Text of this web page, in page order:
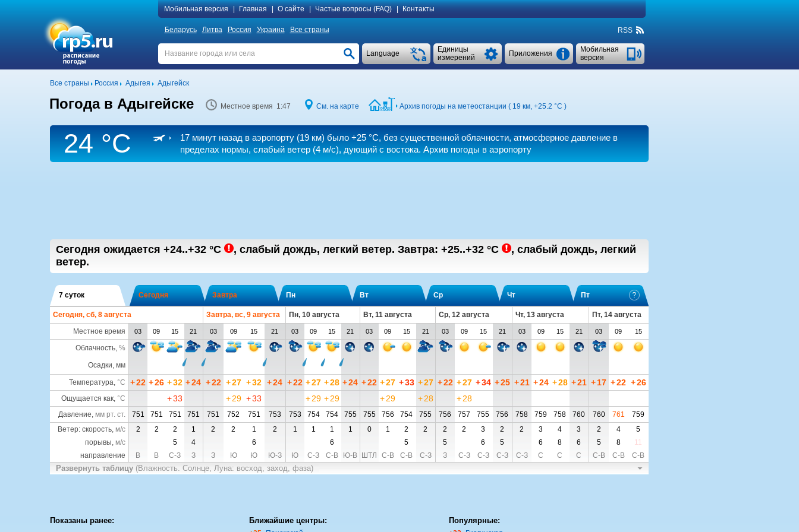
Мобильная версия Главная О сайте Частые вопросы (FAQ) Контакты
Беларусь Литва Россия Украина Все страны RSS
Мобильная
версия
Приложения
Единицы
измерений
Language
Все страны Россия Адыгея Адыгейск
Погода в Адыгейске Местное время 1:47 См. на карте Архив погоды на метеостанции ( 19 км, +25.2 °C )
24 °C 17 минут назад в аэропорту (19 км) было +25 °C, без существенной облачности, атмосферное давление в
пределах нормы, слабый ветер(4 м/с), дующий с востока. Архив погоды в аэропорту
Сегодня ожидается +24..+32 °C , cлабый дождь, легкий ветер. Завтра: +25..+32 °C , cлабый дождь, легкий
ветер.
7 суток Сегодня Завтра Пн Вт Ср Чт Пт
Сегодня, сб, 8 августа Завтра, вс, 9 августа Пн, 10 августа Вт, 11 августа Ср, 12 августа Чт, 13 августа
Пт, 14 августа
Местное время
03 09 15 21 03 09 15 21 03 09 15 21 03 09 15 21 03 09 15 21 03 09 15 21 03 09 15
Облачность, %
Осадки, мм
Температура, °C +22 +26 +32 +24 +22 +27 +32 +24 +22 +27 +28 +24 +22 +27 +33 +27 +22 +27 +34 +25 +21 +24 +28 +21 +17 +22 +26
Ощущается как, °C +33 + 29 +33 +29 +29 +29 + 28 + 28
Давление, мм рт. ст. 751 751 751 751 751 752 751 753 753 754 754 755 755 756 754 755 756 757 755 756 758 759 758 760 760 761
759
Ветер: скорость, м/с 2 2 2 1 2 2 1 2 1 1 1 1 0 1 2 2 2 2 3 2 2 3 4 3 2 4
5
порывы, м/с 5 4 6 6 5 5 6 5 6 8 6 5 8
11
направление
В В С-З З З Ю Ю Ю-З Ю С-З С-В Ю-В ШТЛ С-В С-В С-З З С-З С-З С-З С-З С С С С-В С-В С-В
Развернуть таблицу (Влажность. Солнце, Луна: восход, заход, фаза)
Показаны ранее: Ближайшие центры: Популярные: